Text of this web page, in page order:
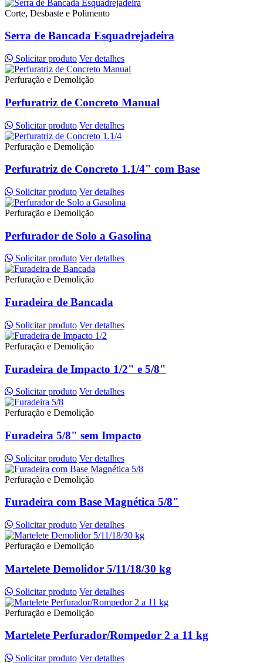
Corte, Desbaste e Polimento
Serra de Bancada Esquadrejadeira
Solicitar produto Ver detalhes
Perfuração e Demolição
Perfuratriz de Concreto Manual
Solicitar produto Ver detalhes
Perfuração e Demolição
Perfuratriz de Concreto 1.1/4" com Base
Solicitar produto Ver detalhes
Perfuração e Demolição
Perfurador de Solo a Gasolina
Solicitar produto Ver detalhes
Perfuração e Demolição
Furadeira de Bancada
Solicitar produto Ver detalhes
Perfuração e Demolição
Furadeira de Impacto 1/2" e 5/8"
Solicitar produto Ver detalhes
Perfuração e Demolição
Furadeira 5/8" sem Impacto
Solicitar produto Ver detalhes
Perfuração e Demolição
Furadeira com Base Magnética 5/8"
Solicitar produto Ver detalhes
Perfuração e Demolição
Martelete Demolidor 5/11/18/30 kg
Solicitar produto Ver detalhes
Perfuração e Demolição
Martelete Perfurador/Rompedor 2 a 11 kg
Solicitar produto Ver detalhes